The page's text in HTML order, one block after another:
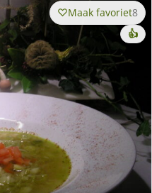
Maak favoriet8
👍